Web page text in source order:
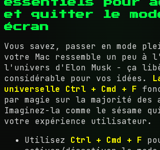
essentiels pour
et quitter le
écran
Vous savez, passer en mode
votre Mac ressemble un peu à
l'univers d'Elon Musk - ça
considérable pour vos idées.
universelle Ctrl + Cmd + F
par magie sur la majorité des
Imaginez-la comme le sésame
votre expérience utilisateur.
Utilisez Ctrl + Cmd + F